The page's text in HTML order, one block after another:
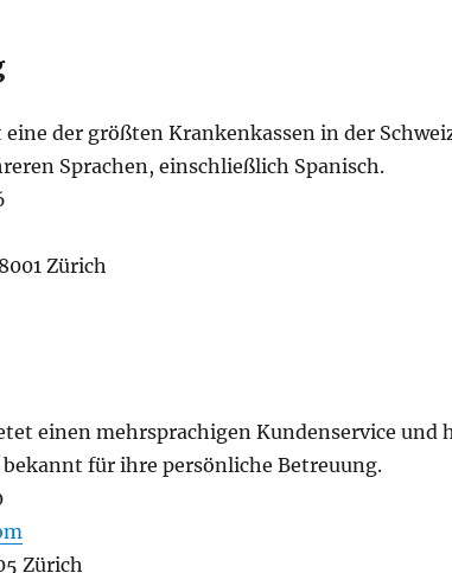
eine der größten Krankenkassen in der
Sprachen, einschließlich Spanisch.
Zürich
einen mehrsprachigen Kundenservice und
für ihre persönliche Betreuung.
Zürich